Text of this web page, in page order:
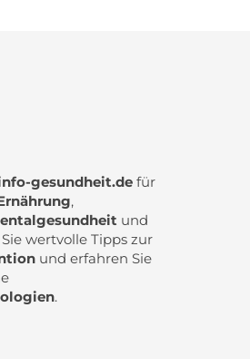
gesundheit.de für
,
und
wertvolle Tipps zur
und erfahren Sie
.